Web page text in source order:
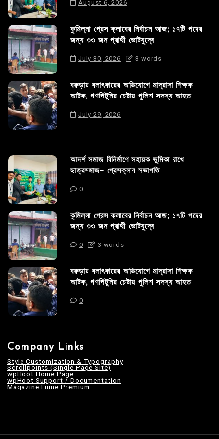
August 6, 2026
কুমিল্লা প্রেস ক্লাবের নির্বাচন আজ; ১৭টি পদের
জন্য ৩৩ জন প্রার্থী ভোটযুদ্ধে
July 30, 2026 3 words
বরুড়ায় বলাৎকারের অভিযোগে মাদ্রাসা শিক্ষক
আটক, গণপিটুনির চেষ্টায় পুলিশ সদস্য আহত
July 29, 2026
আদর্শ সমাজ বিনির্মাণে সহায়ক ভুমিকা রাখে
ছাত্রসমাজ- প্রেসক্লাব সভাপতি
0
কুমিল্লা প্রেস ক্লাবের নির্বাচন আজ; ১৭টি পদের
জন্য ৩৩ জন প্রার্থী ভোটযুদ্ধে
0 3 words
বরুড়ায় বলাৎকারের অভিযোগে মাদ্রাসা শিক্ষক
আটক, গণপিটুনির চেষ্টায় পুলিশ সদস্য আহত
0
Company Links
Style Customization & Typography
Scrollpoints (Single Page Site)
wpHoot Home Page
wpHoot Support / Documentation
Magazine Lume Premium